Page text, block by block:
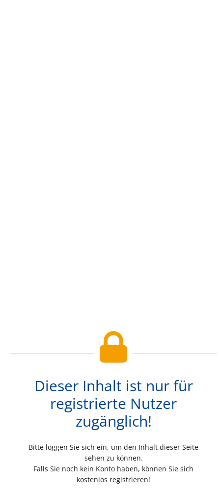
Dieser Inhalt ist nur für
registrierte Nutzer
zugänglich!
Bitte loggen Sie sich ein, um den Inhalt dieser Seite
sehen zu können.
Falls Sie noch kein Konto haben, können Sie sich
kostenlos registrieren!